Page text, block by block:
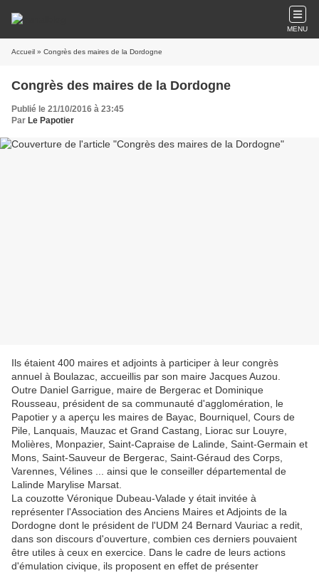
MENU
Accueil » Congrès des maires de la Dordogne
Congrès des maires de la Dordogne
Publié le 21/10/2016 à 23:45
Par Le Papotier
Ils étaient 400 maires et adjoints à participer à leur congrès
annuel à Boulazac, accueillis par son maire Jacques Auzou.
Outre Daniel Garrigue, maire de Bergerac et Dominique
Rousseau, président de sa communauté d'agglomération, le
Papotier y a aperçu les maires de Bayac, Bourniquel, Cours de
Pile, Lanquais, Mauzac et Grand Castang, Liorac sur Louyre,
Molières, Monpazier, Saint-Capraise de Lalinde, Saint-Germain et
Mons, Saint-Sauveur de Bergerac, Saint-Géraud des Corps,
Varennes, Vélines ... ainsi que le conseiller départemental de
Lalinde Marylise Marsat.
La couzotte Véronique Dubeau-Valade y était invitée à
représenter l'Association des Anciens Maires et Adjoints de la
Dordogne dont le président de l'UDM 24 Bernard Vauriac a redit,
dans son discours d'ouverture, combien ces derniers pouvaient
être utiles à ceux en exercice. Dans le cadre de leurs actions
d'émulation civique, ils proposent en effet de présenter